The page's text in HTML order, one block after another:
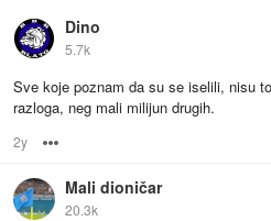
Dino
5.7k
Sve koje poznam da su se iselili, nisu
razloga, neg mali milijun drugih.
2y
Mali dioničar
20.3k